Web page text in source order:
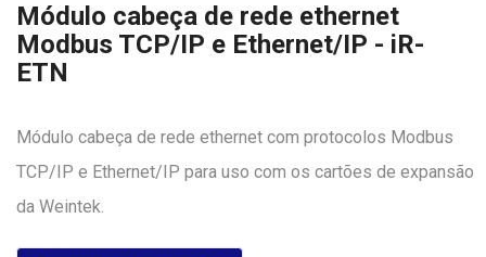
Módulo cabeça de rede ethernet
Modbus TCP/IP e Ethernet/IP - iR-
ETN
Módulo cabeça de rede ethernet com protocolos Modbus
TCP/IP e Ethernet/IP para uso com os cartões de expansão
da Weintek.